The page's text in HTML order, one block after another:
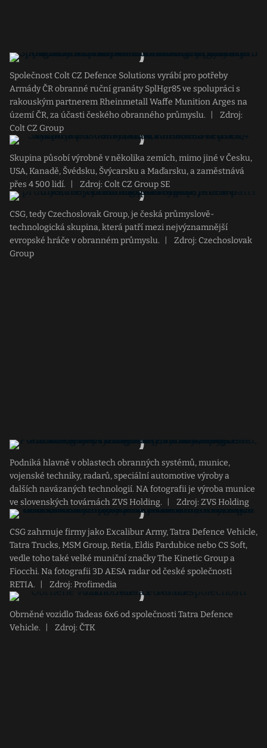
Společnost Colt CZ Defence Solutions vyrábí pro potřeby
Armády ČR obranné ruční granáty SplHgr85 ve spolupráci s
rakouským partnerem Rheinmetall Waffe Munition Arges na
území ČR, za účasti českého obranného průmyslu.
Zdroj:
Colt CZ Group
Skupina působí výrobně v několika zemích, mimo jiné v Česku,
USA, Kanadě, Švédsku, Švýcarsku a Maďarsku, a zaměstnává
přes 4 500 lidí.
Zdroj: Colt CZ Group SE
CSG, tedy Czechoslovak Group, je česká průmyslově-
technologická skupina, která patří mezi nejvýznamnější
evropské hráče v obranném průmyslu.
Zdroj: Czechoslovak
Group
Podniká hlavně v oblastech obranných systémů, munice,
vojenské techniky, radarů, speciální automotive výroby a
dalších navázaných technologií. NA fotografii je výroba munice
ve slovenských továrnách ZVS Holding.
Zdroj: ZVS Holding
CSG zahrnuje firmy jako Excalibur Army, Tatra Defence Vehicle,
Tatra Trucks, MSM Group, Retia, Eldis Pardubice nebo CS Soft,
vedle toho také velké muniční značky The Kinetic Group a
Fiocchi. Na fotografii 3D AESA radar od české společnosti
RETIA.
Zdroj: Profimedia
Obrněné vozidlo Tadeas 6x6 od společnosti Tatra Defence
Vehicle.
Zdroj: ČTK